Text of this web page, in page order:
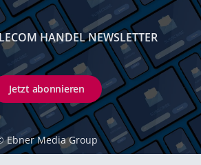
HANDEL NEWSLETTER
Jetzt abonnieren
Ebner Media Group